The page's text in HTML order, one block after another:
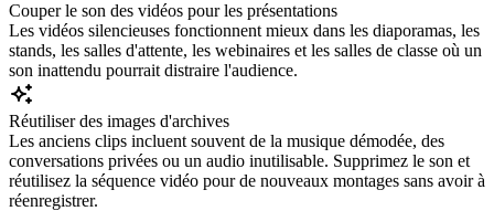
Couper le son des vidéos pour les présentations
Les vidéos silencieuses fonctionnent mieux dans les diaporamas, les
stands, les salles d'attente, les webinaires et les salles de classe où un
son inattendu pourrait distraire l'audience.
Réutiliser des images d'archives
Les anciens clips incluent souvent de la musique démodée, des
conversations privées ou un audio inutilisable. Supprimez le son et
réutilisez la séquence vidéo pour de nouveaux montages sans avoir à
réenregistrer.